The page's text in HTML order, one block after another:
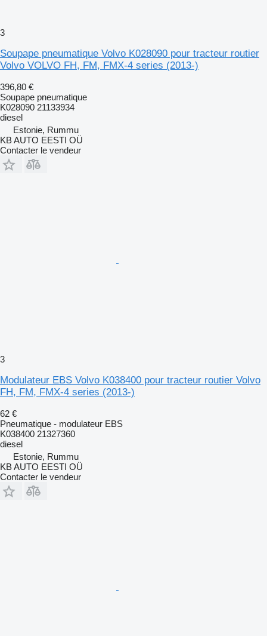
3
Soupape pneumatique Volvo K028090 pour tracteur routier
Volvo VOLVO FH, FM, FMX-4 series (2013-)
396,80 €
Soupape pneumatique
K028090 21133934
diesel
Estonie, Rummu
KB AUTO EESTI OÜ
Contacter le vendeur
3
Modulateur EBS Volvo K038400 pour tracteur routier Volvo
FH, FM, FMX-4 series (2013-)
62 €
Pneumatique - modulateur EBS
K038400 21327360
diesel
Estonie, Rummu
KB AUTO EESTI OÜ
Contacter le vendeur